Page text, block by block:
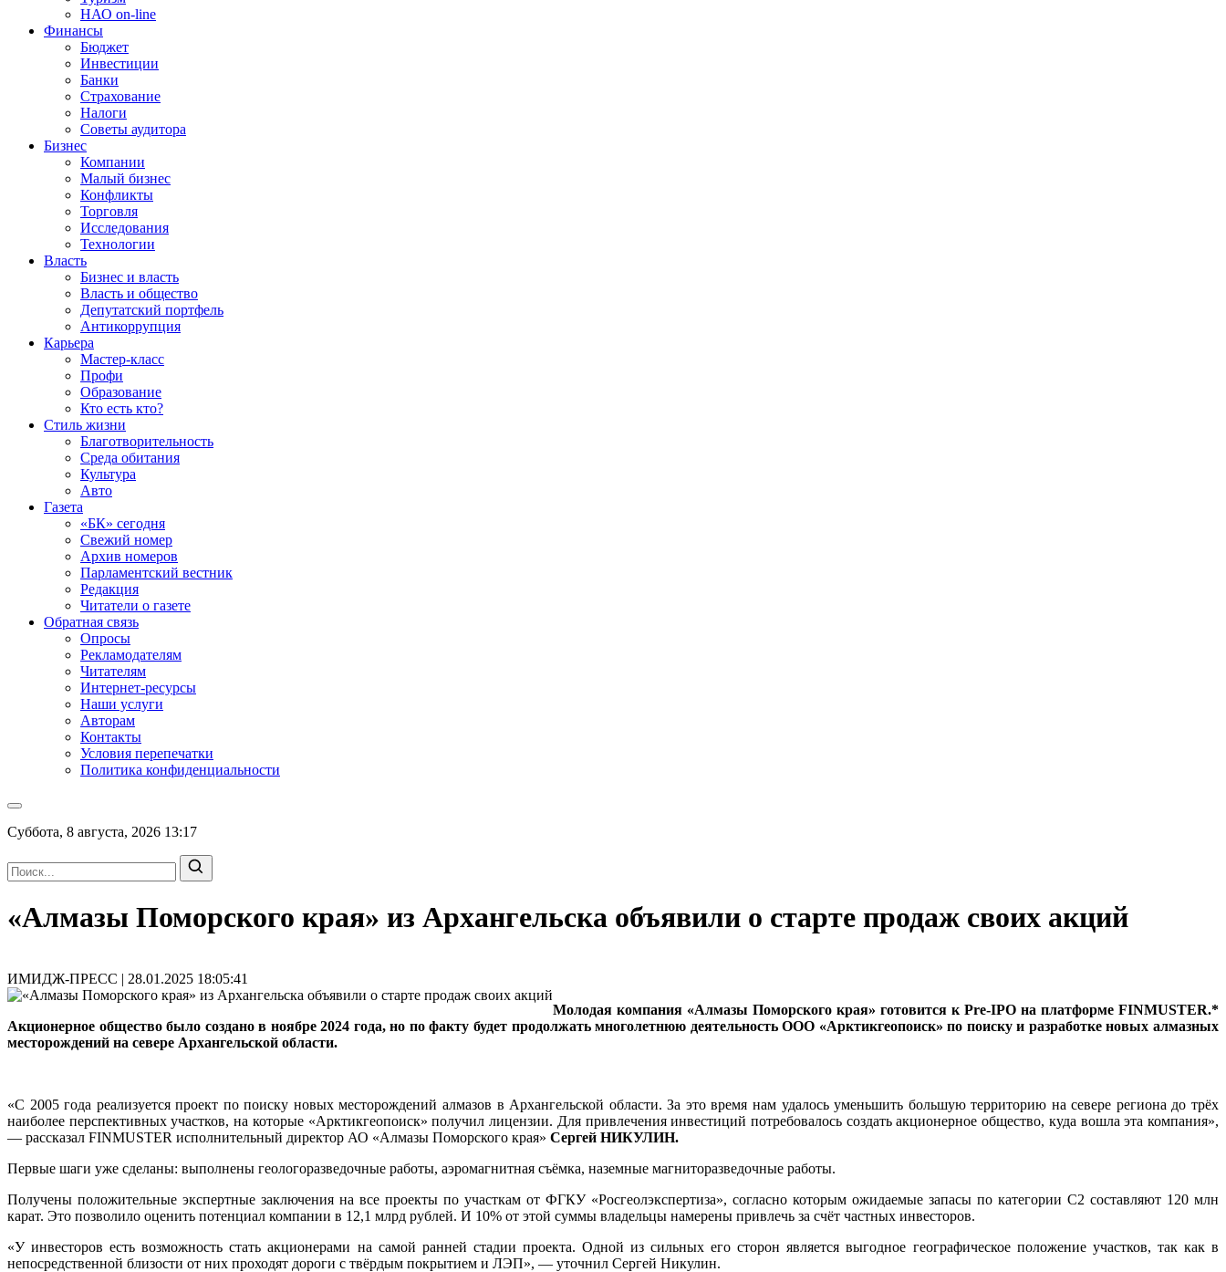
НАО on-line
Финансы
Бюджет
Инвестиции
Банки
Страхование
Налоги
Советы аудитора
Бизнес
Компании
Малый бизнес
Конфликты
Торговля
Исследования
Технологии
Власть
Бизнес и власть
Власть и общество
Депутатский портфель
Антикоррупция
Карьера
Мастер-класс
Профи
Образование
Кто есть кто?
Стиль жизни
Благотворительность
Среда обитания
Культура
Авто
Газета
«БК» сегодня
Свежий номер
Архив номеров
Парламентский вестник
Редакция
Читатели о газете
Обратная связь
Опросы
Рекламодателям
Читателям
Интернет-ресурсы
Наши услуги
Авторам
Контакты
Условия перепечатки
Политика конфиденциальности
Суббота, 8 августа, 2026 13:17
«Алмазы Поморского края» из Архангельска объявили о старте продаж своих акций
ИМИДЖ-ПРЕСС | 28.01.2025 18:05:41
Молодая компания «Алмазы Поморского края» готовится к Pre-IPO на платформе FINMUSTER.*
Акционерное общество было создано в ноябре 2024 года, но по факту будет продолжать многолетнюю деятельность ООО «Арктикгеопоиск» по поиску и разработке новых алмазных
месторождений на севере Архангельской области.
«С 2005 года реализуется проект по поиску новых месторождений алмазов в Архангельской области. За это время нам удалось уменьшить большую территорию на севере региона до трёх
наиболее перспективных участков, на которые «Арктикгеопоиск» получил лицензии. Для привлечения инвестиций потребовалось создать акционерное общество, куда вошла эта компания»,
— рассказал FINMUSTER исполнительный директор АО «Алмазы Поморского края» Сергей НИКУЛИН.
Первые шаги уже сделаны: выполнены геологоразведочные работы, аэромагнитная съёмка, наземные магниторазведочные работы.
Получены положительные экспертные заключения на все проекты по участкам от ФГКУ «Росгеолэкспертиза», согласно которым ожидаемые запасы по категории С2 составляют 120 млн
карат. Это позволило оценить потенциал компании в 12,1 млрд рублей. И 10% от этой суммы владельцы намерены привлечь за счёт частных инвесторов.
«У инвесторов есть возможность стать акционерами на самой ранней стадии проекта. Одной из сильных его сторон является выгодное географическое положение участков, так как в
непосредственной близости от них проходят дороги с твёрдым покрытием и ЛЭП», — уточнил Сергей Никулин.